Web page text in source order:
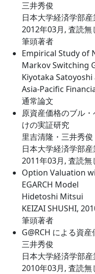
三井秀俊
日本大学経済学部
2012年03月, 査読無
筆頭著者
Empirical Study of
Markov Switching
Kiyotaka
Asia-Pacific
通常論文
原資産価格のブル
けの実証研究
里吉清隆・三井秀俊
日本大学経済学部
2011年03月, 査読無
Option Valuation
EGARCH Model
Hidetoshi Mitsui
KEIZAI SHUSHI,
筆頭著者
G@RCH による資
三井秀俊
日本大学経済学部
2010年03月, 査読無